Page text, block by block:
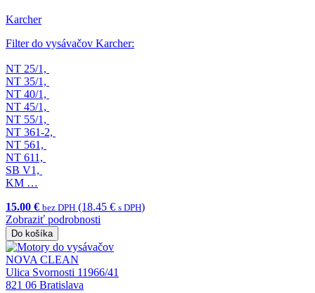
Karcher
Filter do vysávačov Karcher:
NT 25/1,
NT 35/1,
NT 40/1,
NT 45/1,
NT 55/1,
NT 361-2,
NT 561,
NT 611,
SB V1,
KM …
15.00 € bez DPH (18.45 € s DPH)
Zobraziť podrobnosti
Do košíka
NOVA CLEAN
Ulica Svornosti 11966/41
821 06 Bratislava